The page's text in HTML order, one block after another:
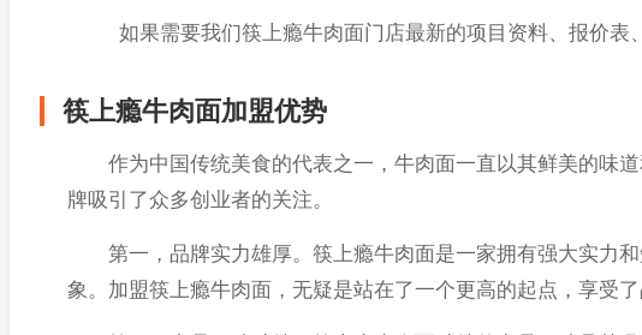
如果需要我们筷上瘾牛肉面门店最新的项目资料、报价表
筷上瘾牛肉面加盟优势
作为中国传统美食的代表之一，牛肉面一直以其鲜美的味道
牌吸引了众多创业者的关注。
第一，品牌实力雄厚。筷上瘾牛肉面是一家拥有强大实力和
象。加盟筷上瘾牛肉面，无疑是站在了一个更高的起点，享受